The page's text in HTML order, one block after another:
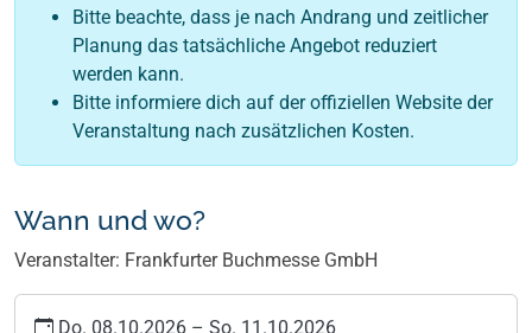
Bitte beachte, dass je nach Andrang und zeitlicher
Planung das tatsächliche Angebot reduziert
werden kann.
Bitte informiere dich auf der offiziellen Website der
Veranstaltung nach zusätzlichen Kosten.
Wann und wo?
Veranstalter: Frankfurter Buchmesse GmbH
Do. 08.10.2026 – So. 11.10.2026